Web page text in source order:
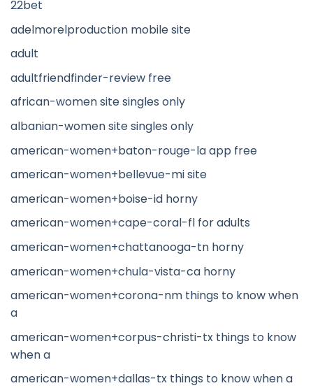
22bet
adelmorelproduction mobile site
adult
adultfriendfinder-review free
african-women site singles only
albanian-women site singles only
american-women+baton-rouge-la app free
american-women+bellevue-mi site
american-women+boise-id horny
american-women+cape-coral-fl for adults
american-women+chattanooga-tn horny
american-women+chula-vista-ca horny
american-women+corona-nm things to know when
a
american-women+corpus-christi-tx things to know
when a
american-women+dallas-tx things to know when a